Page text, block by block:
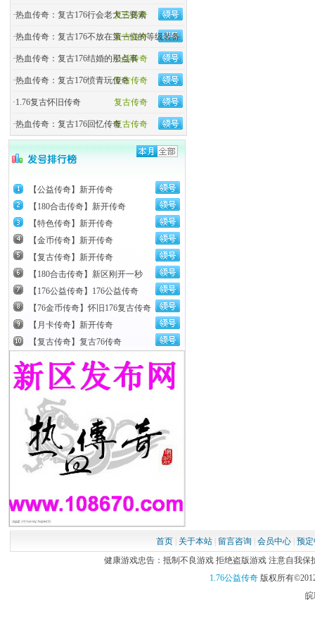
复古传奇
·热血传奇：复古176行会老大三要素
复古传奇
·热血传奇：复古176不放在第一位的等级装备
公益传奇
·热血传奇：复古176结婚的那点事
复古传奇
·热血传奇：复古176愤青玩传奇
复古传奇
·1.76复古怀旧传奇
复古传奇
·热血传奇：复古176回忆传奇
【公益传奇】新开传奇
【180合击传奇】新开传奇
【特色传奇】新开传奇
【金币传奇】新开传奇
【复古传奇】新开传奇
【180合击传奇】新区刚开一秒
【176公益传奇】176公益传奇
【76金币传奇】怀旧176复古传奇
【月卡传奇】新开传奇
【复古传奇】复古76传奇
首页| 关于本站| 留言咨询 会员中心| 预
健康游戏忠告：抵制不良游戏 拒绝盗版游戏 注意自我保
1.76公益传奇版权所有
皖